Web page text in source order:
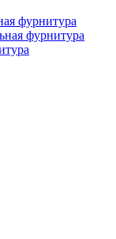
фурнитура
фурнитура